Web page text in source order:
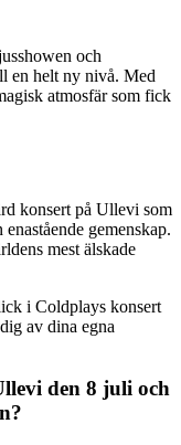
och
en helt ny nivå. Med
atmosfär som fick
konsert på Ullevi som
gemenskap.
mest älskade
i Coldplays konsert
av dina egna
den 8 juli och